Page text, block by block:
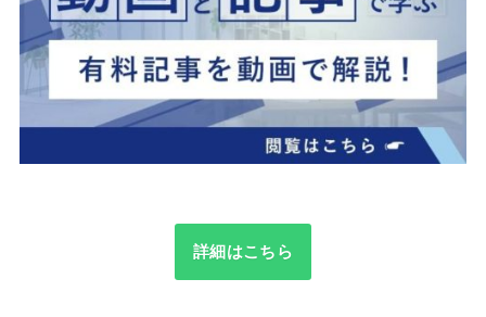
詳細はこちら